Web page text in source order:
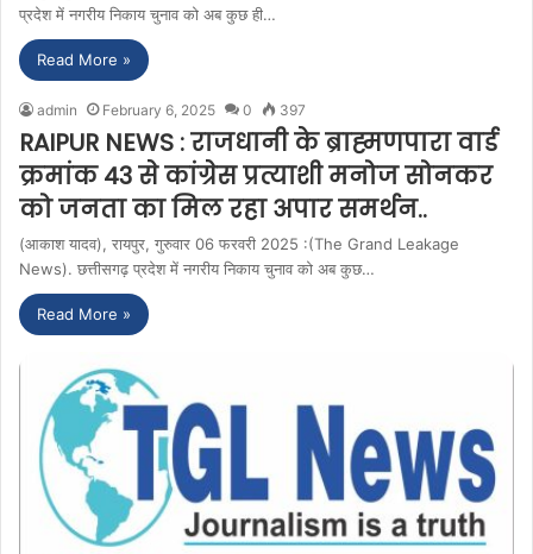
प्रदेश में नगरीय निकाय चुनाव को अब कुछ ही…
Read More »
admin February 6, 2025 0 397
RAIPUR NEWS : राजधानी के ब्राह्मणपारा वार्ड
क्रमांक 43 से कांग्रेस प्रत्याशी मनोज सोनकर
को जनता का मिल रहा अपार समर्थन..
(आकाश यादव), रायपुर, गुरुवार 06 फरवरी 2025 :(The Grand Leakage
News). छत्तीसगढ़ प्रदेश में नगरीय निकाय चुनाव को अब कुछ…
Read More »